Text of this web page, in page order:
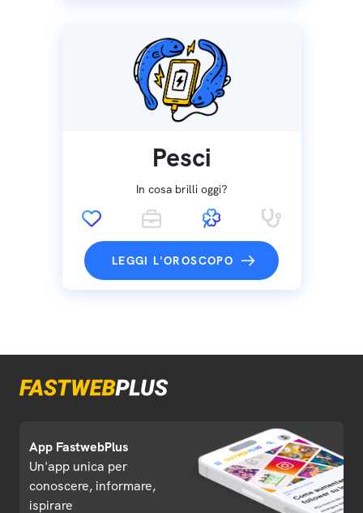
Pesci
In cosa brilli oggi?
LEGGI L'OROSCOPO
App FastwebPlus
Un'app unica per
conoscere, informare,
ispirare